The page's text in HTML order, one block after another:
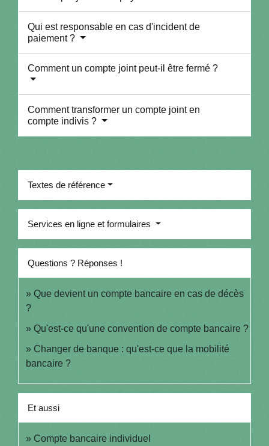
Qui est responsable en cas d'incident de
paiement ?
Comment un compte joint peut-il être fermé ?
Comment transformer un compte joint en
compte indivis ?
Textes de référence
Services en ligne et formulaires
Questions ? Réponses !
Que devient un compte bancaire en cas de décès
?
Qu'est-ce qu'une convention de compte bancaire ?
Changer de banque : qu'est-ce que la mobilité
bancaire ?
Et aussi
Compte bancaire individuel